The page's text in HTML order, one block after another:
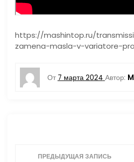
https://mashintop.ru/
zamena-masla-v-variatore-
От 7 марта 2024 Автор:
ПРЕДЫДУЩАЯ ЗАПИСЬ